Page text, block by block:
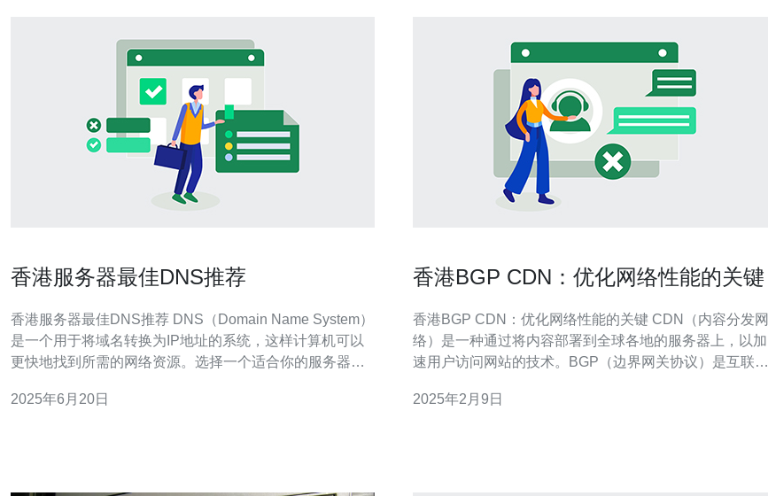
香港服务器最佳DNS推荐
香港服务器最佳DNS推荐 DNS（Domain Name System）
是一个用于将域名转换为IP地址的系统，这样计算机可以
更快地找到所需的网络资源。选择一个适合你的服务器的
度、加密数据传输、保护隐私等。在香港，选择最佳DNS
2025年6月20日
香港BGP CDN：优化网络性能的关键
香港BGP CDN：优化网络性能的关键 CDN（内容分发网
络）是一种通过将内容部署到全球各地的服务器上，以加
速用户访问网站的技术。BGP（边界网关协议）是互联网
佳路径。BGP CDN结合了CDN和BGP的优势，通过动态
2025年2月9日